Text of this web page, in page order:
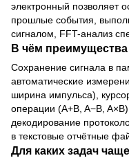
электронный позволяет
прошлые события,
сигналом, FFT-анализ
В чём
Сохранение сигнала в
автоматические
ширина импульса),
операции (A+B, A−B,
декодирование
в текстовые отчётные
Для каких задач